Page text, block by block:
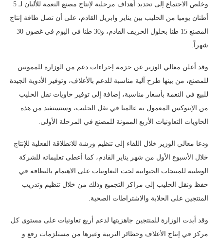
وخلص الاجتماع إلى تحديد أهداف مرحلية لإنتاج مصنع النعمة للألبان لـ 5
أطنان يوميا من الحليب بين يناير وابريل القادم، على أن تصل طاقة إنتاج
المصنع 15 طنا بحلول الخريف القادم، و30 طنا في اليوم في غضون 30
شهراً.
وقد أعلن معالي الوزير عن حزمة إجراءات دعم من الوزارة للممونين
للمصنع، من بينها طرح آلية مناسبة للدعم بالأعلاف، وتوفير الأدوية الجيدة
للبيع في النعمة بأسعار مناسبة، إضافة إلى توفير حاويات نقل الحليب
من الإينوكس المعمول به عالميا في نقل الحليب، وستستفيد من هذه
الحاويات التعاونيات الأربع الممونة للمصنع في المرحلة الأولى.
ودعا معالي الوزير خلال اللقاء إلى تنظيم ورشة للانطلاقة الفعلية للإنتاج
خلال الأسبوع الأول من شهر يناير القادم، كما أعطى تعليماته للشركة
الوطنية للمنتجات الحيوانية لحث التعاونيات على ⁠الاهتمام بالنظافة في
حفظ ونقل الحليب إلى مراكز التجميع وذلك من خلال تنظيم وتدريب
المنتجين على الحلابة والاشتراطات الصحية.
وقد أبدت الوزارة للمنتجين جاهزيتها لدعم أربع تعاونيات على مستوى كل
مركز في إنتاج الأعلاف وحظائر التربية وغيرها من مستلزمات رفع و